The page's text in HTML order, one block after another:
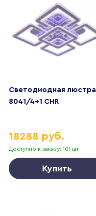
Светодиодная люстра
8041/4+1 CHR
Доступно к заказу: 101 шт.
18288 руб.
Купить